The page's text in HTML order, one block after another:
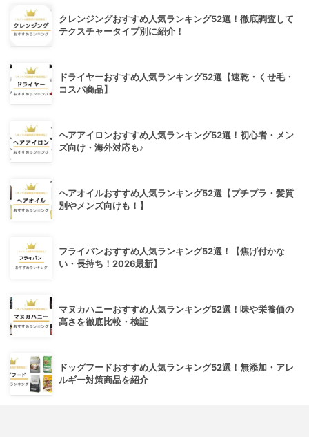
クレンジングおすすめ人気ランキング52選！徹底調査して
テクスチャータイプ別に紹介！
ドライヤーおすすめ人気ランキング52選【速乾・くせ毛・
コスパ商品】
ヘアアイロンおすすめ人気ランキング52選！初心者・メン
ズ向け・海外対応も♪
ヘアオイルおすすめ人気ランキング52選【プチプラ・髪質
別やメンズ向けも！】
フライパンおすすめ人気ランキング52選！【焦げ付かな
い・長持ち！2026最新】
マヌカハニーおすすめ人気ランキング52選！味や栄養価の
高さを徹底比較・検証
ドッグフードおすすめ人気ランキング52選！無添加・アレ
ルギー対策商品を紹介